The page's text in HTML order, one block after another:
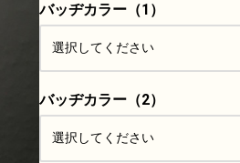
バッヂカラー（1）
バッヂカラー（2）